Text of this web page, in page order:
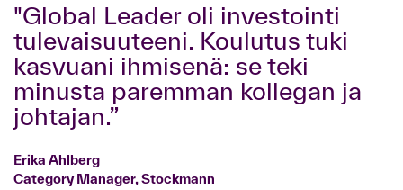
"Global Leader oli investointi
tulevaisuuteeni. Koulutus tuki
kasvuani ihmisenä: se teki
minusta paremman kollegan ja
johtajan.”
Erika Ahlberg
Category Manager, Stockmann